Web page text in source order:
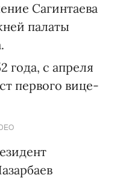
Сагинтаева
палаты
года, с апреля
первого вице-